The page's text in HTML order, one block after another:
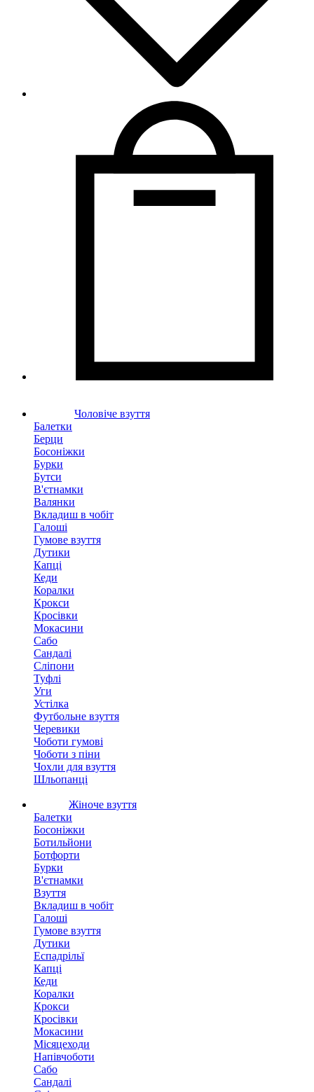
Чоловіче взуття
Балетки
Берци
Босоніжки
Бурки
Бутси
В'єтнамки
Валянки
Вкладиш в чобіт
Галоші
Гумове взуття
Дутики
Капці
Кеди
Коралки
Крокси
Кросівки
Мокасини
Сабо
Сандалі
Сліпони
Туфлі
Уги
Устілка
Футбольне взуття
Черевики
Чоботи гумові
Чоботи з піни
Чохли для взуття
Шльопанці
Жіноче взуття
Балетки
Босоніжки
Ботильйони
Ботфорти
Бурки
В'єтнамки
Взуття
Вкладиш в чобіт
Галоші
Гумове взуття
Дутики
Еспадрільї
Капці
Кеди
Коралки
Крокси
Кросівки
Мокасини
Місяцеходи
Напівчоботи
Сабо
Сандалі